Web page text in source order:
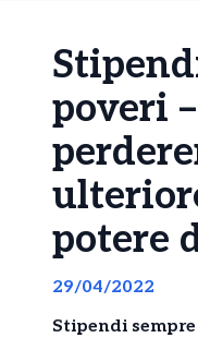
poveri
potere
29/04/2022
Stipendi